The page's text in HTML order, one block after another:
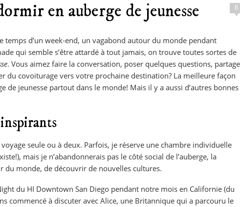
8
en auberge de jeunesse
temps d’un week-end, un vagabond autour du monde pendant
qui semble s’être attardé à tout jamais, on trouve toutes sortes de
. Vous aimez faire la conversation, poser quelques questions,
du covoiturage vers votre prochaine destination? La meilleure façon
de jeunesse partout dans le monde! Mais il y a aussi d’autres bonnes
voyage seule ou à deux. Parfois, je réserve une chambre individuelle
mais je n’abandonnerais pas le côté social de l’auberge, la
du monde, de découvrir de nouvelles cultures.
du HI Downtown San Diego pendant notre mois en Californie (du
commencé à discuter avec Alice, une Britannique qui a parcouru le